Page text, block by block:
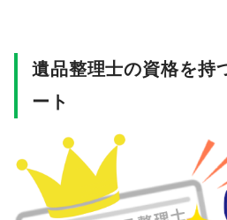
遺品整理士の資格を持
ート